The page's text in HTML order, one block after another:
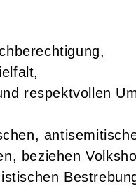
respektvollen
beziehen